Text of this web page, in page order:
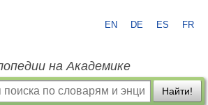
EN DE ES FR
на Академике
Найти!